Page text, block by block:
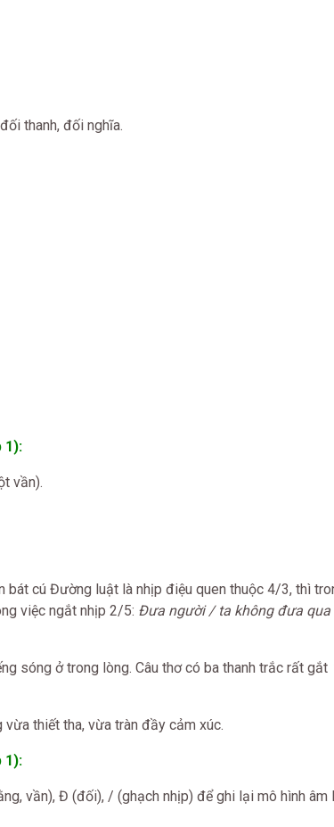
thanh, đối nghĩa.
1):
vần).
cú Đường luật là nhịp điệu quen thuộc 4/3, thì
việc ngắt nhịp 2/5: Đưa người / ta không đưa qua
sóng ở trong lòng. Câu thơ có ba thanh trắc rất gắt
thiết tha, vừa tràn đầy cảm xúc.
1):
vần), Đ (đối), / (ghạch nhịp) để ghi lại mô hình âm